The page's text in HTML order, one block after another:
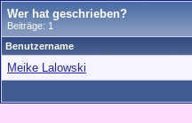
Wer hat geschrieben?
Beiträge: 1
Benutzername
Meike Lalowski